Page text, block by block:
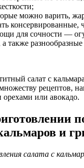
можно варить,
консервированные,
для сочности —
также разнообразные
салат с
рецептов,
или авокадо.
и
салата с